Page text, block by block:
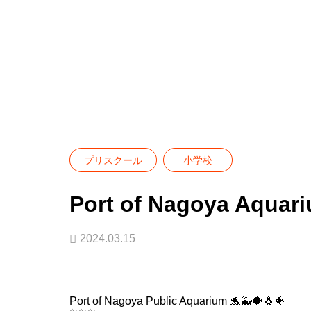
プリスクール 小学校
Port of Nagoya
2024.03.15
Port of Nagoya Public Aquarium 🐬🐳🐡🐧🐠